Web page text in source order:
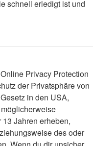
schnell erledigt ist und
Privacy Protection
der Privatsphäre von
in den USA,
Jahren erheben,
des oder